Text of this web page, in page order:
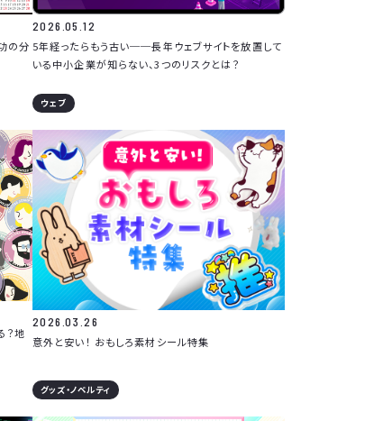
の分
2026.05.12
5年経ったらもう古い──長年ウェブサイトを放置して
いる中小企業が知らない、3つのリスクとは？
ウェブ
？地
2026.03.26
意外と安い！ おもしろ素材シール特集
グッズ・ノベルティ